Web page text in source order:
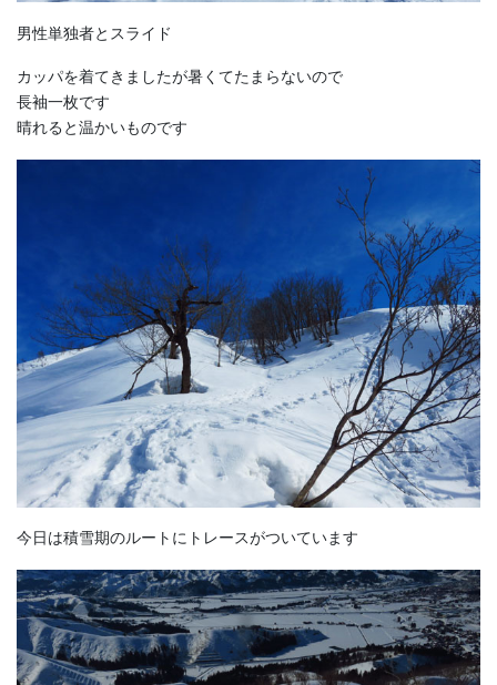
男性単独者とスライド
カッパを着てきましたが暑くてたまらないので
長袖一枚です
晴れると温かいものです
今日は積雪期のルートにトレースがついています